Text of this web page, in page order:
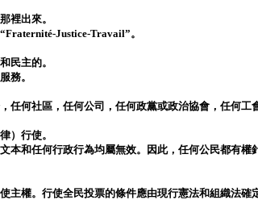
裡出來。
Justice-Travail”。
民主的。
務。
任何社區，任何公司，任何政黨或政治協會，任何工
）行使。
本和任何行政行為均屬無效。因此，任何公民都有權
主權。行使全民投票的條件應由現行憲法和組織法確